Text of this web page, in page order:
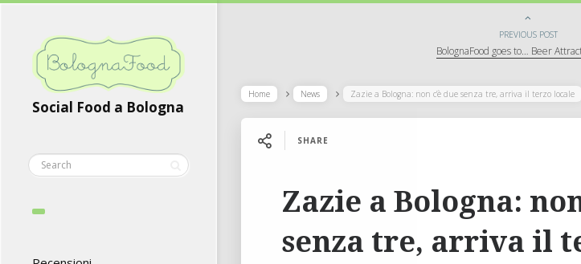
Social Food a Bologna
PREVIOUS POST
BolognaFood goes to… Beer
Home News Zazie a Bologna: non c’è due senza tre, arriva il terzo locale
SHARE
Zazie a Bologna:
senza tre, arriva il